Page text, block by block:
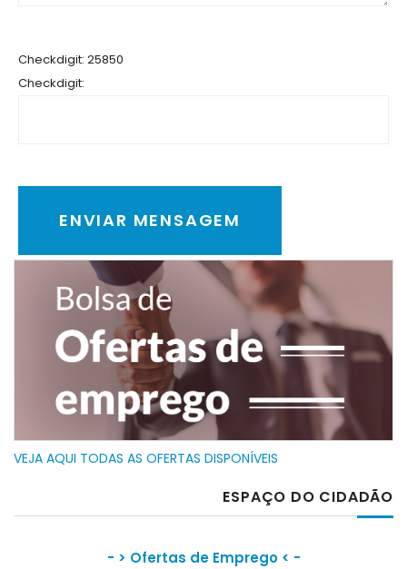
Checkdigit: 25850
Checkdigit:
VEJA AQUI TODAS AS OFERTAS DISPONÍVEIS
ESPAÇO DO CIDADÃO
- > Ofertas de Emprego< -